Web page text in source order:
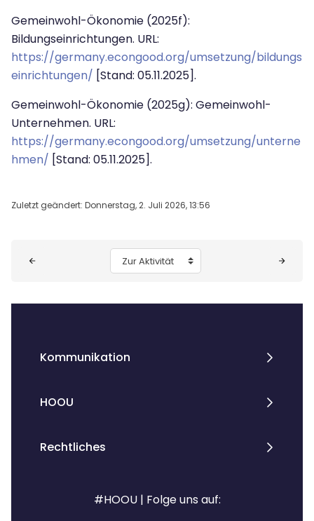
Gemeinwohl-Ökonomie (2025f):
Bildungseinrichtungen. URL:
https://germany.econgood.org/umsetzung/bildungs
einrichtungen/ [Stand: 05.11.2025].
Gemeinwohl-Ökonomie (2025g): Gemeinwohl-
Unternehmen. URL:
https://germany.econgood.org/umsetzung/unterne
hmen/ [Stand: 05.11.2025].
Zuletzt geändert: Donnerstag, 2. Juli 2026, 13:56
Zur Aktivität
Kommunikation
HOOU
Rechtliches
#HOOU | Folge uns auf: